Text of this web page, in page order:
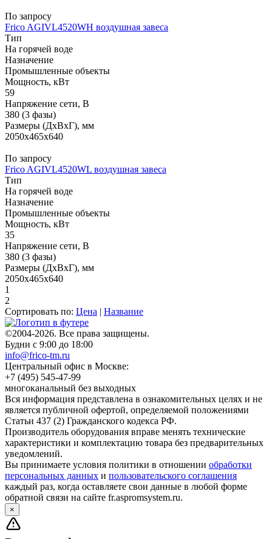
По запросу
Frico AGIVL4520WH воздушная завеса
Тип
На горячей воде
Назначение
Промышленные объекты
Мощность, кВт
59
Напряжение сети, В
380 (3 фазы)
Размеры (ДхВхГ), мм
2050x465x640
По запросу
Frico AGIVL4520WL воздушная завеса
Тип
На горячей воде
Назначение
Промышленные объекты
Мощность, кВт
35
Напряжение сети, В
380 (3 фазы)
Размеры (ДхВхГ), мм
2050x465x640
1
2
Сортировать по: Цена | Название
©2004-2026. Все права защищены.
Будни с 9:00 до 18:00
info@frico-tm.ru
Центральный офис в Москве:
+7 (495) 545-47-99
многоканальный без выходных
Вся информация представлена в ознакомительных целях и не
является публичной офертой, определяемой положениями
Статьи 437 (2) Гражданского кодекса РФ.
Производитель оборудования вправе менять технические
характеристики и комплектацию товара без предварительных
уведомлений.
Вы принимаете условия политики в отношении обработки
персональных данных и пользовательского соглашения
каждый раз, когда оставляете свои данные в любой форме
обратной связи на сайте fr.aspromsystem.ru.
×